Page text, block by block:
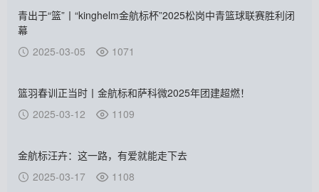
青出于“篮”丨“kinghelm金航标杯”2025松岗中青篮球联赛胜利闭
幕
2025-03-05
1071
篮羽春训正当时丨金航标和萨科微2025年团建超燃！
2025-03-12
1109
金航标汪卉：这一路，有爱就能走下去
2025-03-17
1108